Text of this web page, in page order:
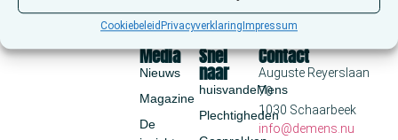
Cookiebeleid Privacyverklaring Impressum
Snel
naar
huisvandeMens
Plechtigheden
Media
Nieuws
Magazine
De
Contact
Auguste Reyerslaan
70
1030 Schaarbeek
info@demens.nu